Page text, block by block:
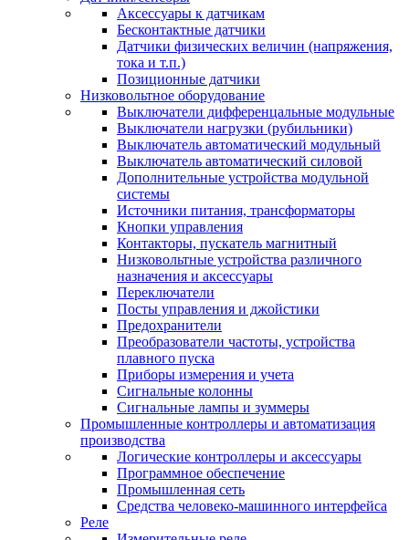
Аксессуары к датчикам
Бесконтактные датчики
Датчики физических величин (напряжения,
тока и т.п.)
Позиционные датчики
Низковольтное оборудование
Выключатели дифференцальные модульные
Выключатели нагрузки (рубильники)
Выключатель автоматический модульный
Выключатель автоматический силовой
Дополнительные устройства модульной
системы
Источники питания, трансформаторы
Кнопки управления
Контакторы, пускатель магнитный
Низковольтные устройства различного
назначения и аксессуары
Переключатели
Посты управления и джойстики
Предохранители
Преобразователи частоты, устройства
плавного пуска
Приборы измерения и учета
Сигнальные колонны
Сигнальные лампы и зуммеры
Промышленные контроллеры и автоматизация
производства
Логические контроллеры и аксессуары
Программное обеспечение
Промышленная сеть
Средства человеко-машинного интерфейса
Реле